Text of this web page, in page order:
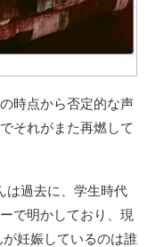
時点から否定的な声
それがまた再燃して
は過去に、学生時代
で明かしており、現
妊娠しているのは誰